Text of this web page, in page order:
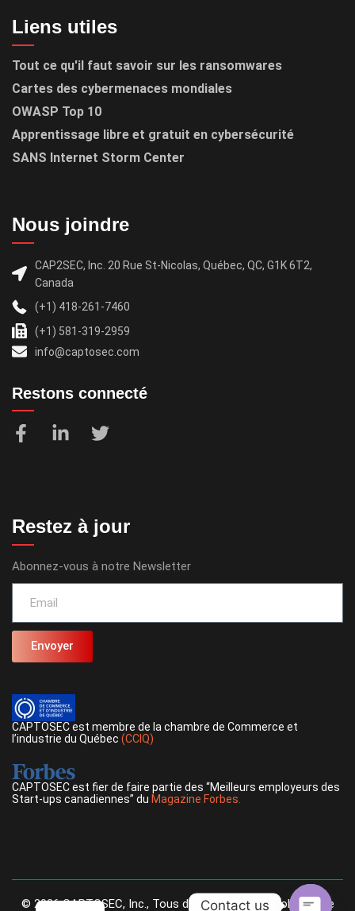
Liens utiles
Tout ce qu'il faut savoir sur les ransomwares
Cartes des cybermenaces mondiales
OWASP Top 10
Apprentissage libre et gratuit en cybersécurité
SANS Internet Storm Center
Nous joindre
CAP2SEC, Inc. 20 Rue St-Nicolas, Québec, QC, G1K 6T2,
Canada
(+1) 418-261-7460
(+1) 581-319-2959
info@captosec.com
Restons connecté
Restez à jour
Abonnez-vous à notre Newsletter
Envoyer
CAPTOSEC est membre de la chambre de Commerce et
l’industrie du Québec (CCIQ)
CAPTOSEC est fier de faire partie des “Meilleurs employeurs des
Start-ups canadiennes” du Magazine Forbes.
© 2026CAPTOSEC, Inc., Tous droits réservés. | Politique de
Contact us